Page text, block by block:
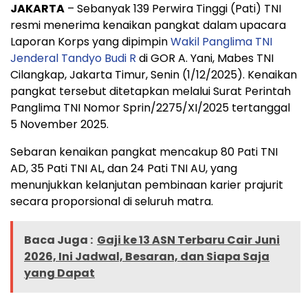
JAKARTA – Sebanyak 139 Perwira Tinggi (Pati) TNI
resmi menerima kenaikan pangkat dalam upacara
Laporan Korps yang dipimpinWakil Panglima TNI
Jenderal Tandyo Budi R di GOR A. Yani, Mabes TNI
Cilangkap, Jakarta Timur, Senin (1/12/2025). Kenaikan
pangkat tersebut ditetapkan melalui Surat Perintah
Panglima TNI Nomor Sprin/2275/XI/2025 tertanggal
5 November 2025.
Sebaran kenaikan pangkat mencakup 80 Pati TNI
AD, 35 Pati TNI AL, dan 24 Pati TNI AU, yang
menunjukkan kelanjutan pembinaan karier prajurit
secara proporsional di seluruh matra.
Baca Juga : Gaji ke 13 ASN Terbaru Cair Juni
2026, Ini Jadwal, Besaran, dan Siapa Saja
yang Dapat